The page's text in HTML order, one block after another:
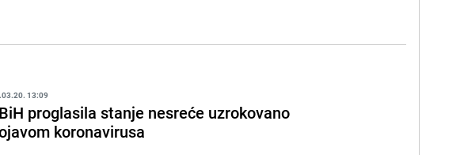
13:09
proglasila stanje nesreće uzrokovano
koronavirusa